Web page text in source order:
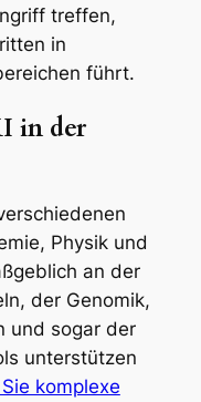
treffen,
in
führt.
in der
Physik und
an der
der Genomik,
und sogar der
unterstützen
komplexe